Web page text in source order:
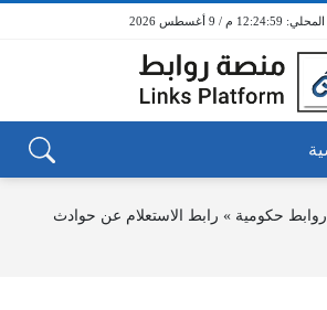
12:24:59 م / 9 أغسطس 2026
روابط حكومية » رابط الاستعلام عن حوادث